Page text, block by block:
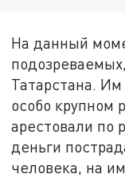
На данный
Татарстана.
особо крупном
арестовали по р
деньги
человека, на